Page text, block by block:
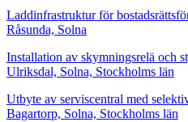
Laddinfrastruktur för
Råsunda, Solna
Installation av skymningsrelä och
Ulriksdal, Solna, Stockholms län
Utbyte av serviscentral med
Bagartorp, Solna, Stockholms län